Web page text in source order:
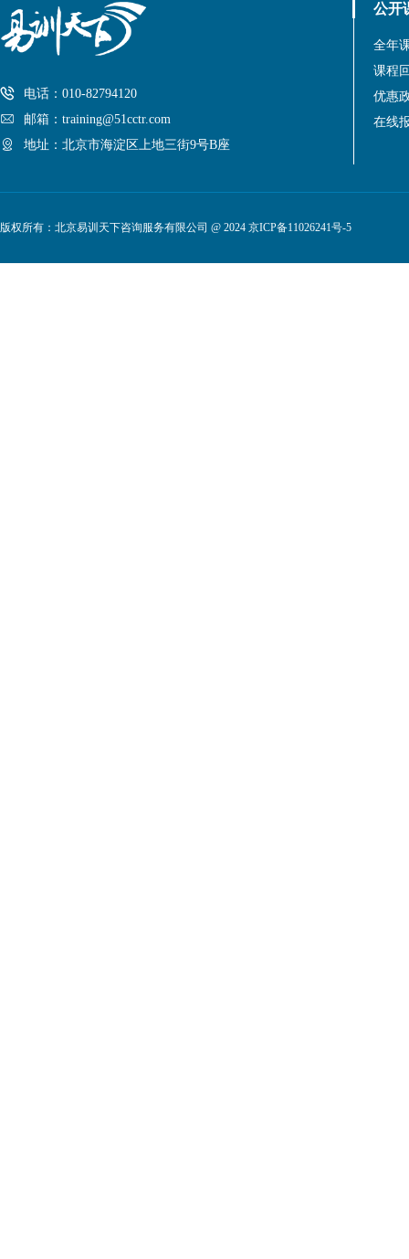
电话：010-82794120
邮箱：training@51cctr.com
地址：北京市海淀区上地三街9号B座
公开
全年
课程
优惠
在线
版权所有：北京易训天下咨询服务有限公司 @ 2024 京ICP备11026241号-5